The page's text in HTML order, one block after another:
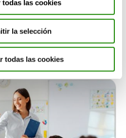
todas las cookies
la selección
todas las cookies
interesar